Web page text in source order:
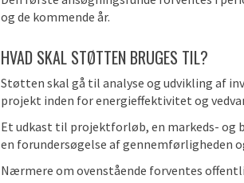
og de kommende år.
HVAD SKAL STØTTEN BRUGES TIL?
Støtten skal gå til analyse og udvikling af
projekt inden for energieffektivitet og
Et udkast til projektforløb, en markeds- og
en forundersøgelse af gennemførligheden
Nærmere om ovenstående forventes